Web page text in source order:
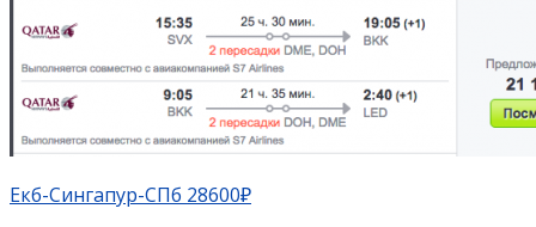
Екб-Сингапур-СПб 28600₽